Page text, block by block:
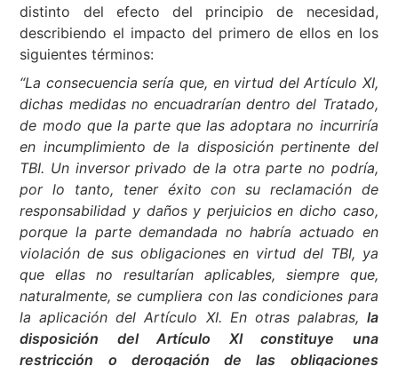
distinto del efecto del principio de necesidad,
describiendo el impacto del primero de ellos en los
siguientes términos:
“La consecuencia sería que, en virtud del Artículo XI,
dichas medidas no encuadrarían dentro del Tratado,
de modo que la parte que las adoptara no incurriría
en incumplimiento de la disposición pertinente del
TBI. Un inversor privado de la otra parte no podría,
por lo tanto, tener éxito con su reclamación de
responsabilidad y daños y perjuicios en dicho caso,
porque la parte demandada no habría actuado en
violación de sus obligaciones en virtud del TBI, ya
que ellas no resultarían aplicables, siempre que,
naturalmente, se cumpliera con las condiciones para
la aplicación del Artículo XI. En otras palabras, la
disposición del Artículo XI constituye una
restricción o derogación de las obligaciones